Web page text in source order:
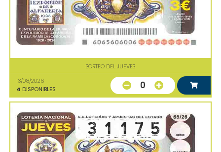
SORTEO DEL JUEVES
13/08/2026
4 DISPONIBLES 0